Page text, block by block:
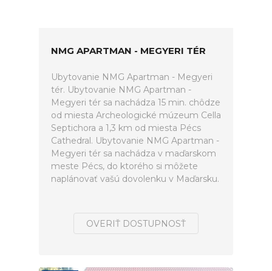
NMG APARTMAN - MEGYERI TÉR
Ubytovanie NMG Apartman - Megyeri
tér. Ubytovanie NMG Apartman -
Megyeri tér sa nachádza 15 min. chôdze
od miesta Archeologické múzeum Cella
Septichora a 1,3 km od miesta Pécs
Cathedral. Ubytovanie NMG Apartman -
Megyeri tér sa nachádza v maďarskom
meste Pécs, do ktorého si môžete
naplánovať vašú dovolenku v Maďarsku.
OVERIŤ DOSTUPNOSŤ